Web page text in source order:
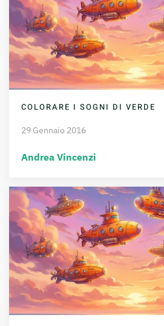
COLORARE I SOGNI DI VERDE
29 Gennaio 2016
Andrea Vincenzi